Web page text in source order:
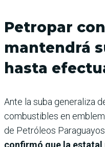
Petropar
mantendrá
hasta
Ante la suba generaliza
combustibles en
de Petróleos
confirmó que la